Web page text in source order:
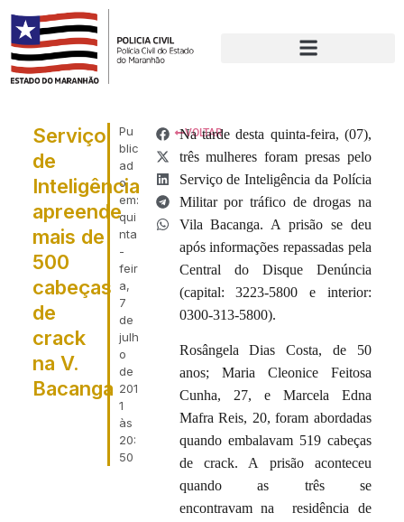
Pu
blic
ad
o
em:
qui
nta
-
feir
a,
7
de
julh
o
de
201
1
às
20:
50
Serviço
de
Inteligência
apreende
mais de
500
cabeças
de
crack
na V.
Bacanga
VOLTAR
Na tarde desta quinta-feira, (07),
três mulheres foram presas pelo
Serviço de Inteligência da Polícia
Militar por tráfico de drogas na
Vila Bacanga. A prisão se deu
após informações repassadas pela
Central do Disque Denúncia
(capital: 3223-5800 e interior:
0300-313-5800).
Rosângela Dias Costa, de 50
anos; Maria Cleonice Feitosa
Cunha, 27, e Marcela Edna
Mafra Reis, 20, foram abordadas
quando embalavam 519 cabeças
de crack. A prisão aconteceu
quando as três se
encontravam na residência de